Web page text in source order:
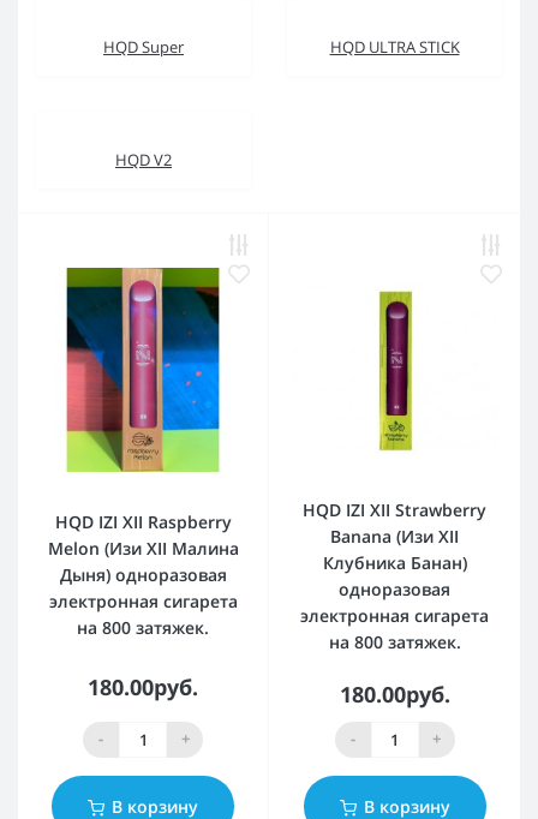
HQD Super HQD ULTRA STICK
HQD V2
HQD IZI XII Raspberry
Melon (Изи XII Малина
Дыня) одноразовая
электронная сигарета
на 800 затяжек.
180.00руб.
- +
В корзину
HQD IZI XII Strawberry
Banana (Изи XII
Клубника Банан)
одноразовая
электронная сигарета
на 800 затяжек.
180.00руб.
- +
В корзину